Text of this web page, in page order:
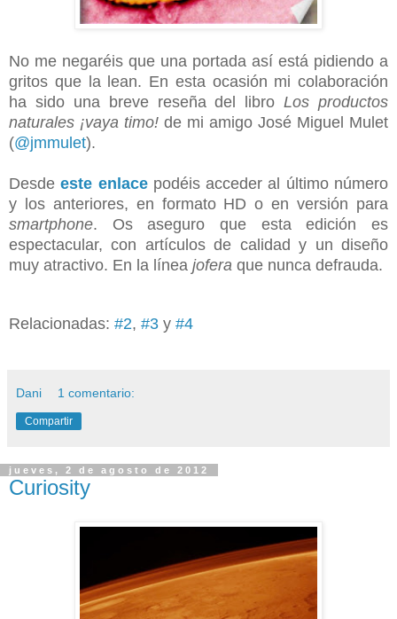
No me negaréis que una portada así está pidiendo a
gritos que la lean. En esta ocasión mi colaboración
ha sido una breve reseña del libroLos productos
naturales ¡vaya timo! de mi amigo José Miguel Mulet
(@jmmulet).
Desdeeste enlacepodéis acceder al último número
y los anteriores, en formato HD o en versión para
smartphone. Os aseguro que esta edición es
espectacular, con artículos de calidad y un diseño
muy atractivo. En la línea jofera que nunca defrauda.
Relacionadas: #2, #3 y #4
Dani 1 comentario:
Compartir
jueves, 2 de agosto de 2012
Curiosity